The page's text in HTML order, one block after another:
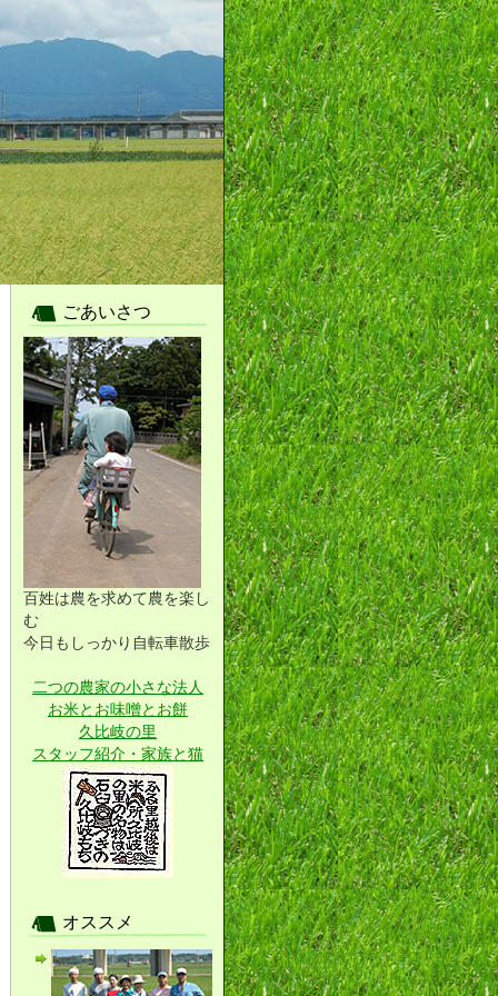
ごあいさつ
百姓は農を求めて農を楽し
む
今日もしっかり自転車散歩
二つの農家の小さな法人
お米とお味噌とお餅
久比岐の里
スタッフ紹介・家族と猫
オススメ